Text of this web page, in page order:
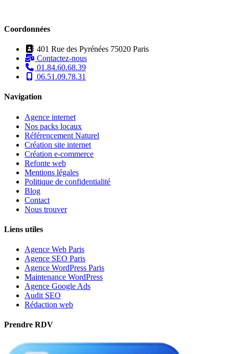
Coordonnées
401 Rue des Pyrénées 75020 Paris
Contactez-nous
01.84.60.68.39
06.51.09.78.31
Navigation
Agence internet
Nos packs locaux
Référencement Naturel
Création site internet
Création e-commerce
Refonte web
Mentions légales
Politique de confidentialité
Blog
Contact
Nous trouver
Liens utiles
Agence Web Paris
Agence SEO Paris
Agence WordPress Paris
Maintenance WordPress
Agence Google Ads
Audit SEO
Rédaction web
Prendre RDV